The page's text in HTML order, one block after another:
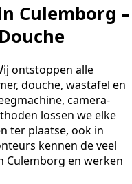
Culemborg –
ontstoppen alle
douche, wastafel en
camera-
lossen we elke
ter plaatse, ook in
kennen de veel
Culemborg en werken